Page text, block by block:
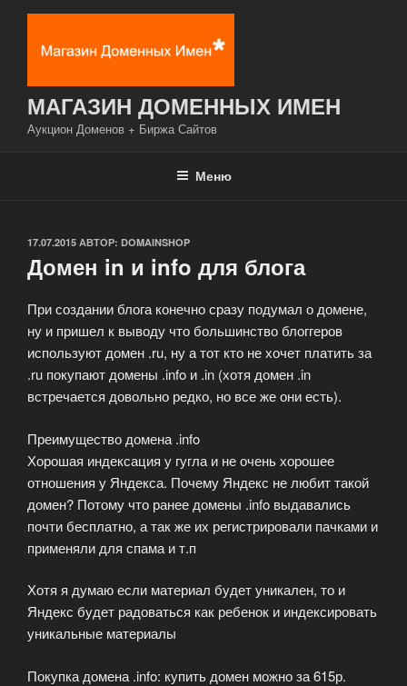
Перейти
содержимому
МАГАЗИН ДОМЕННЫХ ИМЕН
Аукцион Доменов + Биржа Сайтов
Меню
ОПУБЛИКОВАНО
17.07.2015 АВТОР: DOMAINSHOP
Домен in и info для блога
При создании блога конечно сразу подумал о домене,
ну и пришел к выводу что большинство блоггеров
используют домен .ru, ну а тот кто не хочет платить за
.ru покупают домены .info и .in (хотя домен .in
встречается довольно редко, но все же они есть).
Преимущество домена .info
Хорошая индексация у гугла и не очень хорошее
отношения у Яндекса. Почему Яндекс не любит такой
домен? Потому что ранее домены .info выдавались
почти бесплатно, а так же их регистрировали пачками и
применяли для спама и т.п
Хотя я думаю если материал будет уникален, то и
Яндекс будет радоваться как ребенок и индексировать
уникальные материалы
Покупка домена .info: купить домен можно за 615р.